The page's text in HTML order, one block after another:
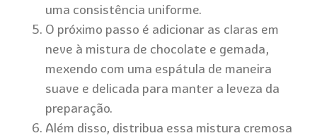
uma consistência uniforme.
O próximo passo é adicionar as claras em
neve à mistura de chocolate e gemada,
mexendo com uma espátula de maneira
suave e delicada para manter a leveza da
preparação.
Além disso, distribua essa mistura cremosa